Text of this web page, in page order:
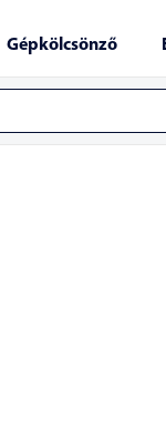
Gépkölcsönző